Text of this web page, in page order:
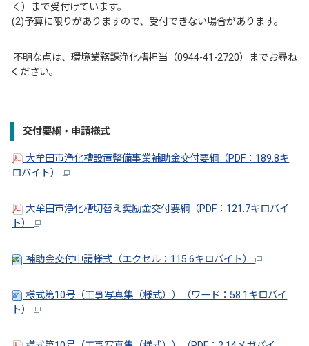
く）まで受付けています。
(2)予算に限りがありますので、受付できない場合があります。
不明な点は、環境業務課浄化槽担当（0944-41-2720）までお尋ね
ください。
交付要綱・申請様式
大牟田市浄化槽設置整備事業補助金交付要綱（PDF：189.8キ
ロバイト）
大牟田市浄化槽切替え奨励金交付要綱（PDF：121.7キロバイ
ト）
補助金交付申請様式（エクセル：115.6キロバイト）
様式第10号（工事写真集（様式））（ワード：58.1キロバイ
ト）